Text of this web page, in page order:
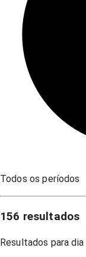
Todos os períodos
156 resultados
Resultados para dia